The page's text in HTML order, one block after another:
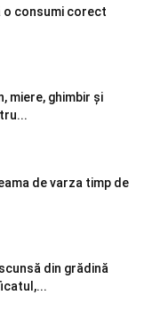
o consumi corect
miere, ghimbir și
de varza timp de
din grădină